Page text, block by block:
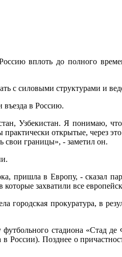
вплоть до полного
с силовыми структурами и
въезда в Россию.
Узбекистан. Я понимаю,
открытые, через
свои границы», - заметил он.
пришла в Европу, - сказал
захватили все
прокуратура, в
стадиона «Стад де
России). Позднее о